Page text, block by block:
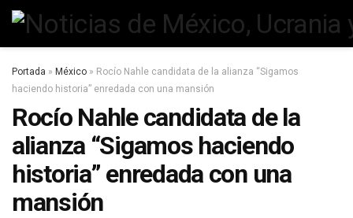
Portada » México » Rocío Nahle candidata de la alianza “Sigamos
haciendo historia” enredada con una mansión
Rocío Nahle candidata de la
alianza “Sigamos haciendo
historia” enredada con una
mansión